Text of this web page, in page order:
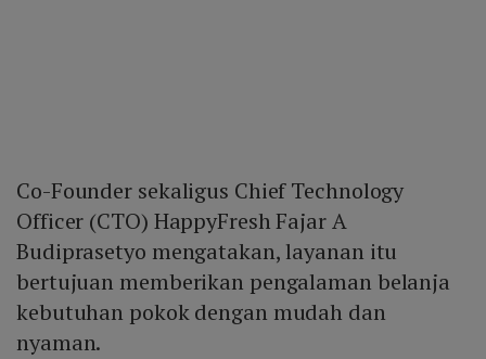
Co-Founder sekaligus Chief Technology
Officer (CTO) HappyFresh Fajar A
Budiprasetyo mengatakan, layanan itu
bertujuan memberikan pengalaman belanja
kebutuhan pokok dengan mudah dan
nyaman.